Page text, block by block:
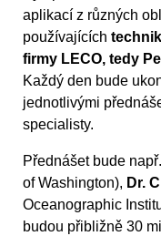
aplikací z různých
používajících
firmy LECO, tedy
Každý den bude
jednotlivými
specialisty.
Přednášet bude např.
of Washington), Dr.
Oceanographic
budou přibližně 30